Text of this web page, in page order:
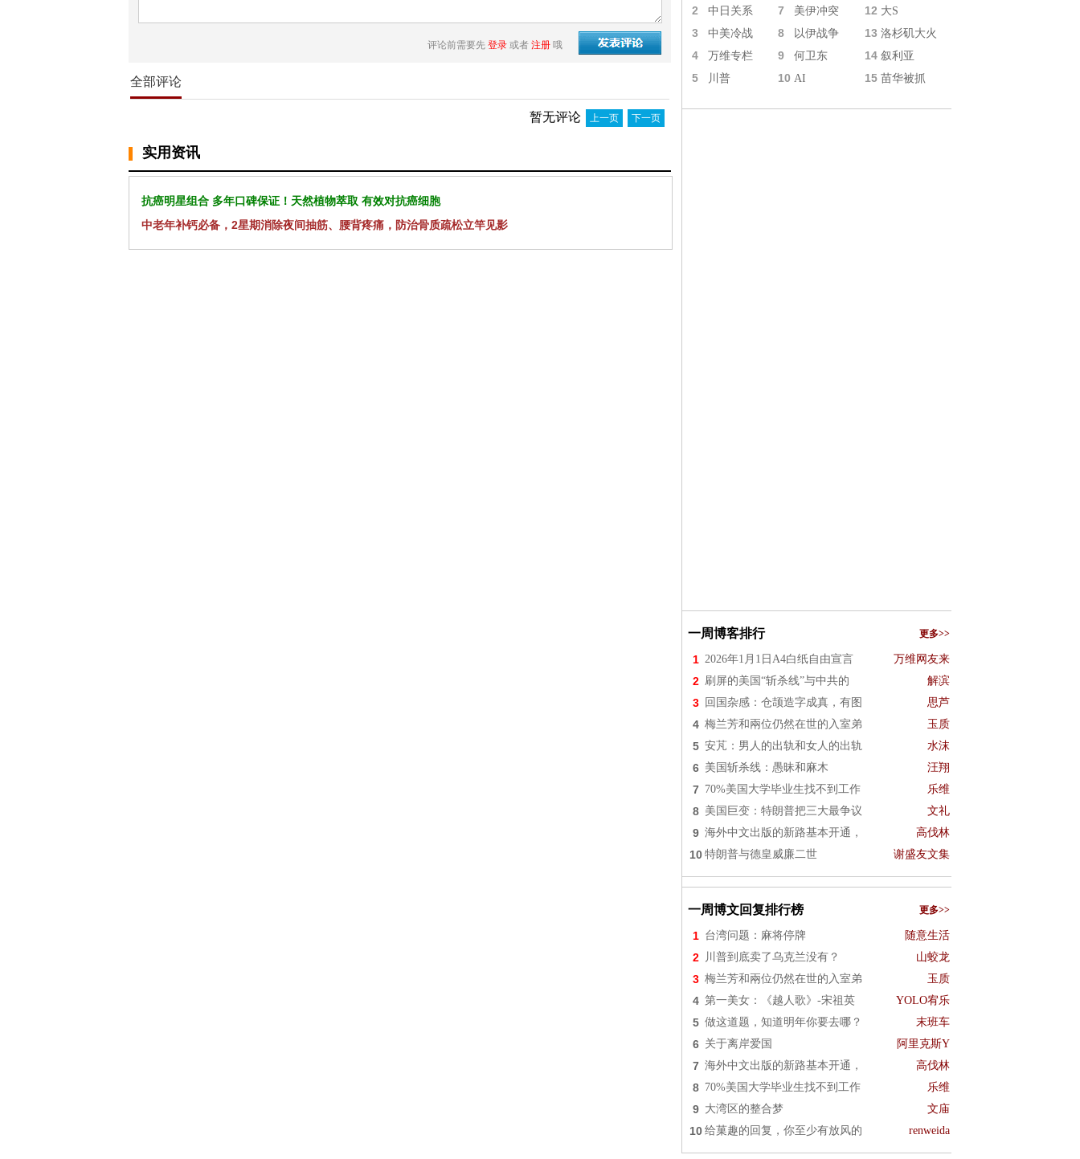
评论前需要先 登录 或者 注册 哦
全部评论
暂无评论 上一页 下一页
实用资讯
抗癌明星组合 多年口碑保证！天然植物萃取 有效对抗癌细胞
中老年补钙必备，2星期消除夜间抽筋、腰背疼痛，防治骨质疏松立竿见影
2 中日关系 7 美伊冲突 12 大S
3 中美冷战 8 以伊战争 13 洛杉矶大火
4 万维专栏 9 何卫东 14 叙利亚
5 川普 10 AI 15 苗华被抓
一周博客排行 更多>>
1 2026年1月1日A4白纸自由宣言 万维网友来
2 刷屏的美国“斩杀线”与中共的 解滨
3 回国杂感：仓颉造字成真，有图 思芦
4 梅兰芳和兩位仍然在世的入室弟 玉质
5 安芃：男人的出轨和女人的出轨 水沫
6 美国斩杀线：愚昧和麻木 汪翔
7 70%美国大学毕业生找不到工作 乐维
8 美国巨变：特朗普把三大最争议 文礼
9 海外中文出版的新路基本开通， 高伐林
10 特朗普与德皇威廉二世 谢盛友文集
一周博文回复排行榜 更多>>
1 台湾问题：麻将停牌 随意生活
2 川普到底卖了乌克兰没有？ 山蛟龙
3 梅兰芳和兩位仍然在世的入室弟 玉质
4 第一美女：《越人歌》-宋祖英 YOLO宥乐
5 做这道题，知道明年你要去哪？ 末班车
6 关于离岸爱国 阿里克斯Y
7 海外中文出版的新路基本开通， 高伐林
8 70%美国大学毕业生找不到工作 乐维
9 大湾区的整合梦 文庙
10 给菓趣的回复，你至少有放风的 renweida